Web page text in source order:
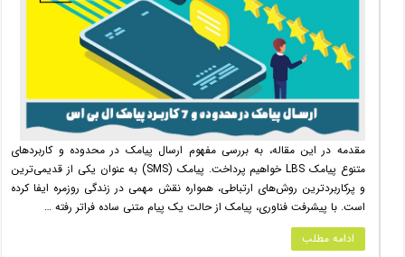
مقدمه در این مقاله، به بررسی مفهوم ارسال پیامک در محدوده و کاربردهای
متنوع پیامک LBS خواهیم پرداخت. پیامک (SMS) به عنوان یکی از قدیمی‌ترین
و پرکاربردترین روش‌های ارتباطی، همواره نقش مهمی در زندگی روزمره ایفا کرده
است. با پیشرفت فناوری، پیامک از حالت یک پیام متنی ساده فراتر رفته …
ادامه مطلب